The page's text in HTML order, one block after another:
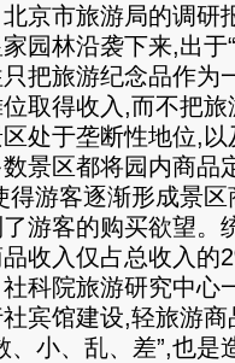
市旅游局的调研报
园林沿袭下来,出
把旅游纪念品作为
取得收入,而不把
处于垄断性地位,
数景区都将园内商品
得游客逐渐形成景
游客的购买欲望。
收入仅占总收入的
院旅游研究中心一
宾馆建设,轻旅游
、小、乱、差”,也是